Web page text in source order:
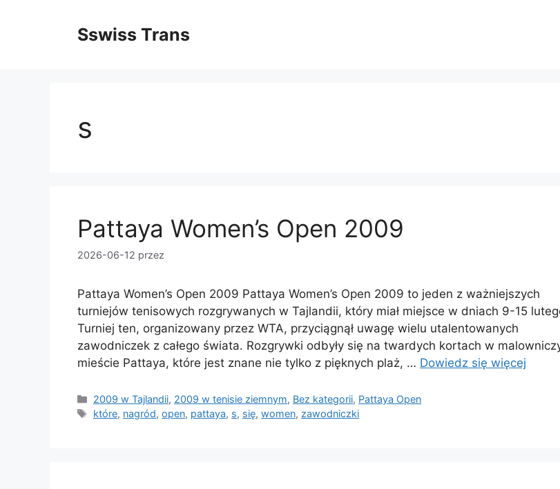
Sswiss Trans
s
Pattaya Women’s Open 2009
2026-06-12 przez
Pattaya Women’s Open 2009 Pattaya Women’s Open 2009 to jeden z ważniejszych
turniejów tenisowych rozgrywanych w Tajlandii, który miał miejsce w dniach 9-15
Turniej ten, organizowany przez WTA, przyciągnął uwagę wielu utalentowanych
zawodniczek z całego świata. Rozgrywki odbyły się na twardych kortach w
mieście Pattaya, które jest znane nie tylko z pięknych plaż, … Dowiedz się więcej
Kategorie
2009 w Tajlandii, 2009 w tenisie ziemnym, Bez kategorii, Pattaya Open
Tagi
które, nagród,open, pattaya, s, się,women, zawodniczki